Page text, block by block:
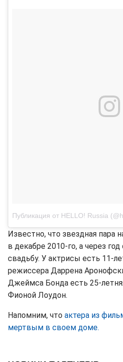
Публикация от HELLO! Russia
Известно, что звездная пара
в декабре 2010-го, а через
свадьбу. У актрисы есть 11-
режиссера Даррена
Джеймса Бонда есть 25-
Фионой Лоудон.
Напомним, что актера из
мертвым в своем доме.